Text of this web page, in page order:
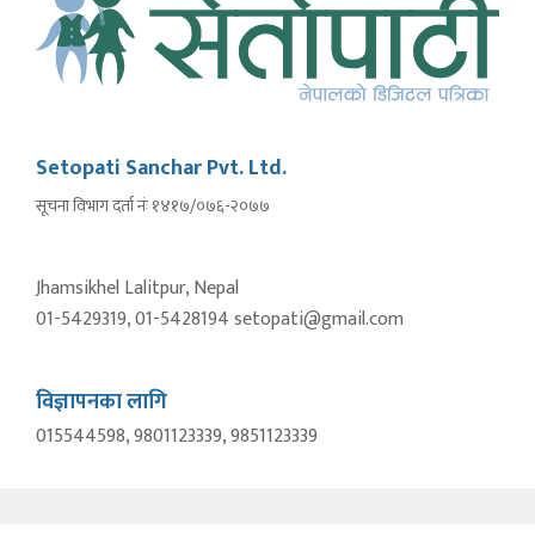
Setopati Sanchar Pvt. Ltd.
सूचना विभाग दर्ता नंः १४१७/०७६-२०७७
Jhamsikhel Lalitpur, Nepal
01-5429319, 01-5428194 setopati@gmail.com
विज्ञापनका लागि
015544598, 9801123339, 9851123339